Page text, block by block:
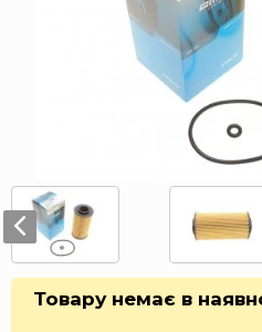
Товару немає в